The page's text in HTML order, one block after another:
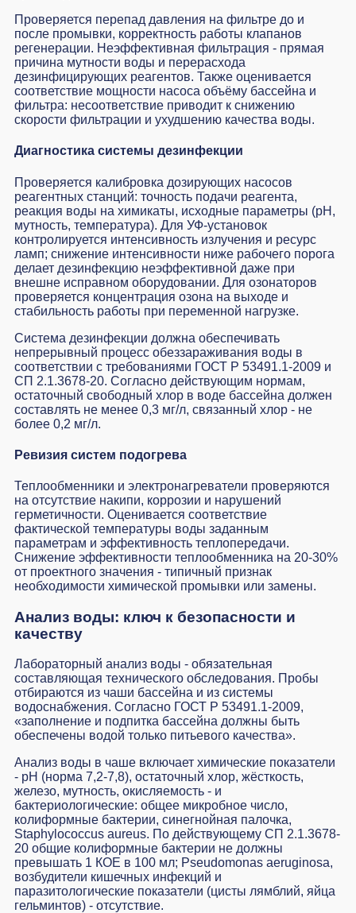
Проверяется перепад давления на фильтре до и
после промывки, корректность работы клапанов
регенерации. Неэффективная фильтрация - прямая
причина мутности воды и перерасхода
дезинфицирующих реагентов. Также оценивается
соответствие мощности насоса объёму бассейна и
фильтра: несоответствие приводит к снижению
скорости фильтрации и ухудшению качества воды.
Диагностика системы дезинфекции
Проверяется калибровка дозирующих насосов
реагентных станций: точность подачи реагента,
реакция воды на химикаты, исходные параметры (pH,
мутность, температура). Для УФ-установок
контролируется интенсивность излучения и ресурс
ламп; снижение интенсивности ниже рабочего порога
делает дезинфекцию неэффективной даже при
внешне исправном оборудовании. Для озонаторов
проверяется концентрация озона на выходе и
стабильность работы при переменной нагрузке.
Система дезинфекции должна обеспечивать
непрерывный процесс обеззараживания воды в
соответствии с требованиями ГОСТ Р 53491.1-2009 и
СП 2.1.3678-20. Согласно действующим нормам,
остаточный свободный хлор в воде бассейна должен
составлять не менее 0,3 мг/л, связанный хлор - не
более 0,2 мг/л.
Ревизия систем подогрева
Теплообменники и электронагреватели проверяются
на отсутствие накипи, коррозии и нарушений
герметичности. Оценивается соответствие
фактической температуры воды заданным
параметрам и эффективность теплопередачи.
Снижение эффективности теплообменника на 20-30%
от проектного значения - типичный признак
необходимости химической промывки или замены.
Анализ воды: ключ к безопасности и
качеству
Лабораторный анализ воды - обязательная
составляющая технического обследования. Пробы
отбираются из чаши бассейна и из системы
водоснабжения. Согласно ГОСТ Р 53491.1-2009,
«заполнение и подпитка бассейна должны быть
обеспечены водой только питьевого качества».
Анализ воды в чаше включает химические показатели
- pH (норма 7,2-7,8), остаточный хлор, жёсткость,
железо, мутность, окисляемость - и
бактериологические: общее микробное число,
колиформные бактерии, синегнойная палочка,
Staphylococcus aureus. По действующему СП 2.1.3678-
20 общие колиформные бактерии не должны
превышать 1 КОЕ в 100 мл; Pseudomonas aeruginosa,
возбудители кишечных инфекций и
паразитологические показатели (цисты лямблий, яйца
гельминтов) - отсутствие.